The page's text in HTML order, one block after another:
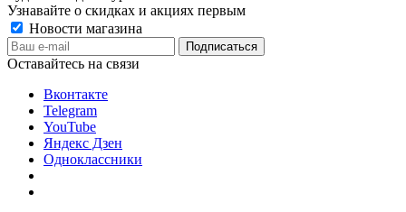
Узнавайте о скидках и акциях первым
Новости магазина
Оставайтесь на связи
Вконтакте
Telegram
YouTube
Яндекс Дзен
Одноклассники